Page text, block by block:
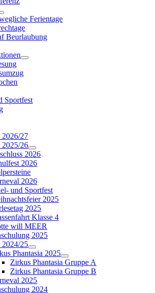
Ferientage
Beurlaubung
Sportfest
2026/27
2025/26
2026
2026
2026
und Sportfest
2025
2025
Klasse 4
will MEER
2025
2024/25
Phantasia 2025
Zirkus Phantasia Gruppe A
Zirkus Phantasia Gruppe B
2025
2024